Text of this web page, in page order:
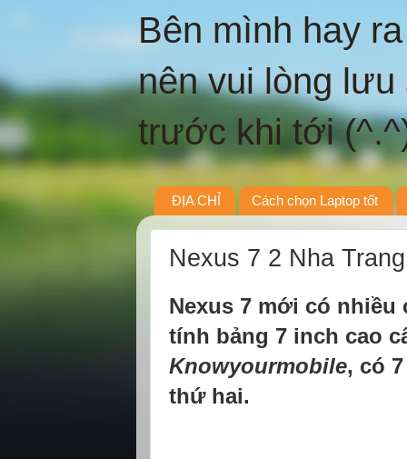
Bên mình hay
nên vui lòng lưu
trước khi tới
ĐỊA CHỈ Cách chọn Laptop tốt
Nexus 7 2 Nha
Nexus 7 mới có nhiều
tính bảng 7 inch cao
Knowyourmobile, có
thứ hai.